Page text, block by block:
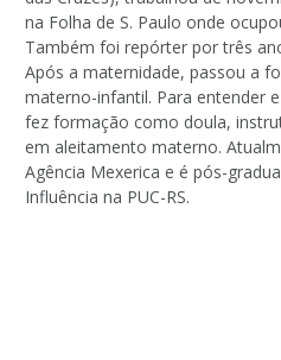
na Folha de S. Paulo onde
Também foi repórter por três
Após a maternidade, passou a
materno-infantil. Para entender
fez formação como doula,
em aleitamento materno.
Agência Mexerica e é pós-
Influência na PUC-RS.